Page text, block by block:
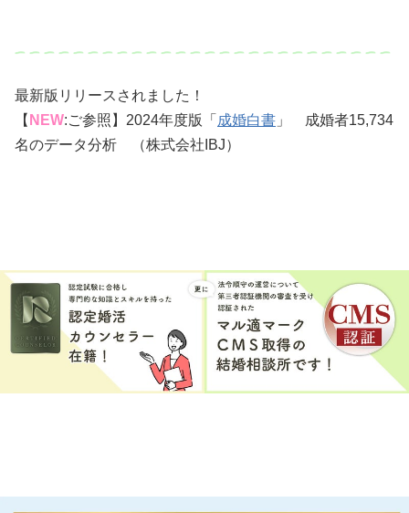
最新版リリースされました！
【 NEW:ご参照】2024年度版「 成婚白書 」 成婚者15,734
名のデータ分析 （株式会社IBJ）